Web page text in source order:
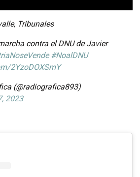
Tribunales
contra el DNU de Javier
#NoalDNU
2YzoDOXSmY
(@radiografica893)
2023